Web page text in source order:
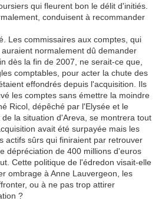
qui fleurent bon le délit d'initiés.
conduisent à recommander
Les commissaires aux comptes, qui
normalement dû demander
dès la fin de 2007, ne serait-ce que,
comptables, pour acter la chute des
effondrés depuis l'acquisition. Ils
les comptes sans émettre la moindre
Ricol, dépêché par l'Elysée et le
la situation d'Areva, se montrera tout
avait été surpayée mais les
actifs sûrs qui finiraient par retrouver
dépréciation de 400 millions d'euros
Cette politique de l'édredon visait-elle
ombrage à Anne Lauvergeon, les
ou à ne pas trop attirer
?